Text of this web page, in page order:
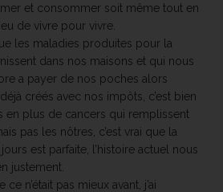
et consommer soit même tout en
de vivre pour vivre.
les maladies produites pour la
dans nos maisons et qui nous
a payer de nos poches alors
créés avec nos impôts, c’est bien
en plus de cancers qui remplissent
pas les nôtres, c’est vrai que la
est parfaite, l’histoire actuel nous
justement.
n’était pas mieux avant, j’ai